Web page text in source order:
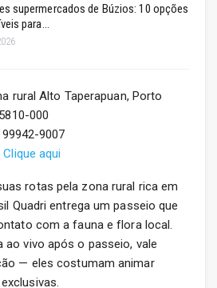
supermercados de Búzios: 10 opções
para…
rural Alto Taperapuan, Porto
000
9007
Clique aqui
rotas pela zona rural rica em
Quadri entrega um passeio que
com a fauna e flora local.
ao vivo após o passeio, vale
— eles costumam animar